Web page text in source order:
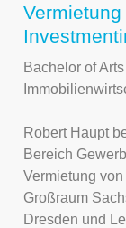
Bachelor of
Robert Haupt
Bereich
Vermietung
Großraum
Dresden und